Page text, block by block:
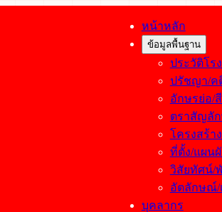
หน้าหลัก
ข้อมูลพื้นฐาน
ประวัติโร
ปรัชญา/ค
อักษรย่อ/
ตราสัญลั
โครงสร้า
ที่ตั้ง/แผนผั
วิสัยทัศน์/
อัตลักษณ์/
บุคลากร